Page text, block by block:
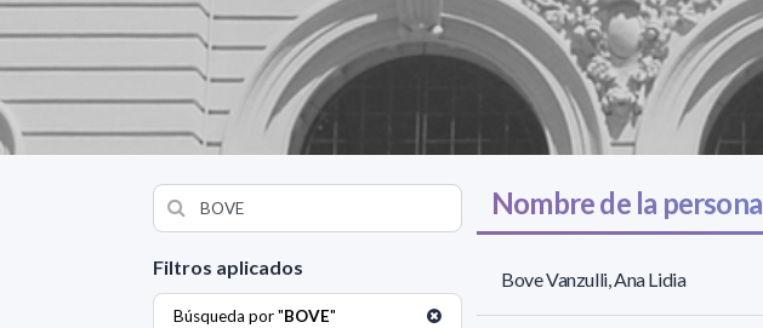
Filtros aplicados
Búsqueda por "BOVE"
Nombre de la persona
Bove Vanzulli, Ana Lidia